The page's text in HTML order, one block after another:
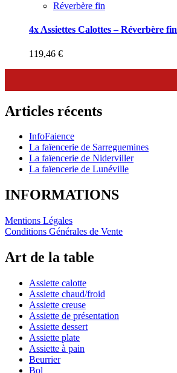
Réverbère fin
4x Assiettes Calottes – Réverbère fin
119,46 €
Articles récents
InfoFaience
La faïencerie de Sarreguemines
La faïencerie de Niderviller
La faïencerie de Lunéville
INFORMATIONS
Mentions Légales
Conditions Générales de Vente
Art de la table
Assiette calotte
Assiette chaud/froid
Assiette creuse
Assiette de présentation
Assiette dessert
Assiette plate
Assiette à pain
Beurrier
Bol